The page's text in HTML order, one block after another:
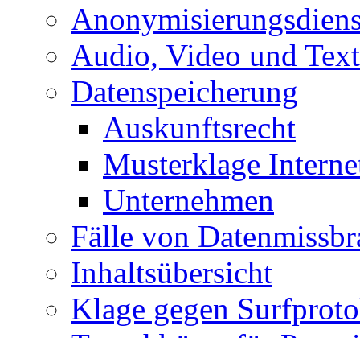
Audio, Video und Text
Datenspeicherung
Auskunftsrecht
Musterklage
Unternehmen
Fälle von
Inhaltsübersicht
Klage gegen